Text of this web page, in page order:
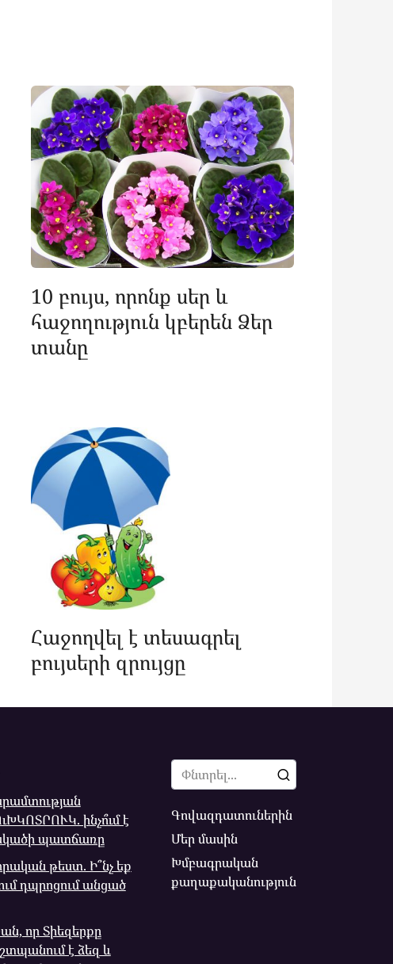
10 բույս, որոնք սեր և
հաջողություն կբերեն Ձեր
տանը
Հաջողվել է տեսագրել
բույսերի զրույցը
ինչո՞ւմ է
պատճառը
թեստ. Ի՞նչ եք
դպրոցում անցած
որ Տիեզերքը
է ձեզ և
Search
for:
Գովազդատուներին
Մեր մասին
Խմբագրական
քաղաքականություն